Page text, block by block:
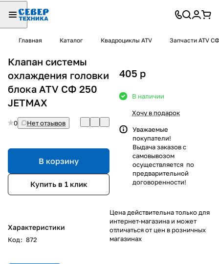
Главная Каталог Квадроциклы ATV Запчасти ATV СФ
Клапан системы
охлаждения головки
блока ATV СФ 250
JETMAX
0 Нет отзывов
В корзину
Купить в 1 клик
Характеристики
Код: 872
405 p
В наличии
Хочу в подарок
Уважаемые
покупатели!
Выдача заказов с
самовывозом
осуществляется по
предварительной
договоренности!
Цена действительна только для
интернет-магазина и может
отличаться от цен в розничных
магазинах